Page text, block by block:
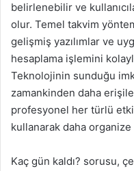
belirlenebilir ve
olur. Temel takvim
gelişmiş yazılımlar ve
hesaplama işlemini
Teknolojinin sunduğu
zamankinden daha
profesyonel her türlü
kullanarak daha
Kaç gün kaldı? sorusu,